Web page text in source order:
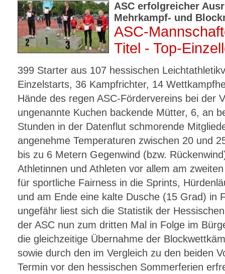
ASC erfolgreicher
Mehrkampf- und
ASC-
Titel - Top-
399 Starter aus 107 hessischen
Einzelstarts, 36 Kampfrichter, 14
Hände des regen ASC-Fördervereins bei der
ungenannte Kuchen backende Mütter, 6, an
Stunden in der Datenflut schmorende
angenehme Temperaturen zwischen 20 und
bis zu 6 Metern Gegenwind (bzw.
Athletinnen und Athleten vor allem am
für sportliche Fairness in die Sprints,
und am Ende eine kalte Dusche (15 Grad) in
ungefähr liest sich die Statistik der
der ASC nun zum dritten Mal in Folge im
die gleichzeitige Übernahme der
sowie durch den im Vergleich zu den beiden
Termin vor den hessischen Sommerferien